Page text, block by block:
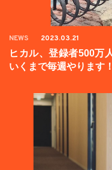
NEWS 2023.03.21
ヒカル、登録者500万
いくまで毎週やります